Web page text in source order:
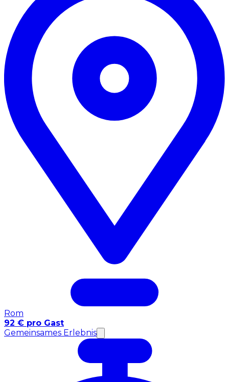
Rom
92 € pro Gast
Gemeinsames Erlebnis